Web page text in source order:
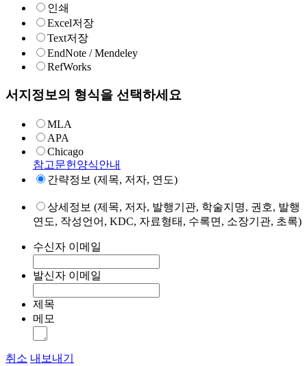
인쇄
Excel저장
Text저장
EndNote / Mendeley
RefWorks
서지정보의 형식을 선택하세요
MLA
APA
Chicago
참고문헌양식안내
간략정보 (제목, 저자, 연도)
상세정보 (제목, 저자, 발행기관, 학술지명, 권호, 발행
연도, 작성언어, KDC, 자료형태, 수록면, 소장기관, 초록)
수신자 이메일
발신자 이메일
제목
메모
취소 내보내기